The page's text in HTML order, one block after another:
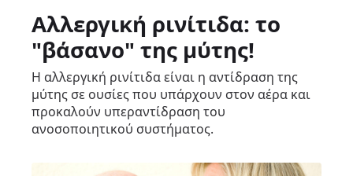
Αλλεργική ρινίτιδα: το
"βάσανο" της μύτης!
Η αλλεργική ρινίτιδα είναι η αντίδραση της
μύτης σε ουσίες που υπάρχουν στον αέρα και
προκαλούν υπεραντίδραση του
ανοσοποιητικού συστήματος.